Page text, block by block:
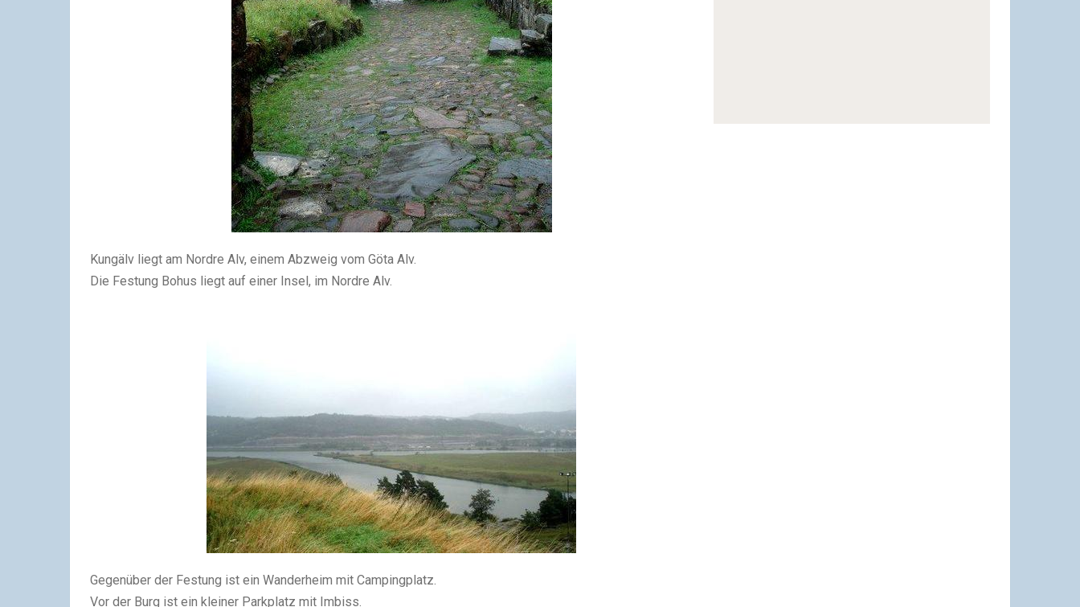
Kungälv liegt am Nordre Alv, einem Abzweig vom Göta Alv.
Die Festung Bohus liegt auf einer Insel, im Nordre Alv.
Gegenüber der Festung ist ein Wanderheim mit Campingplatz.
Vor der Burg ist ein kleiner Parkplatz mit Imbiss.